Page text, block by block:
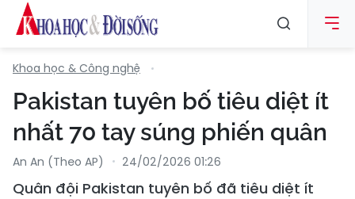
Khoa học & Công nghệ
Pakistan tuyên bố tiêu diệt ít
nhất 70 tay súng phiến quân
An An (Theo AP) 24/02/2026 01:26
Quân đội Pakistan tuyên bố đã tiêu diệt ít